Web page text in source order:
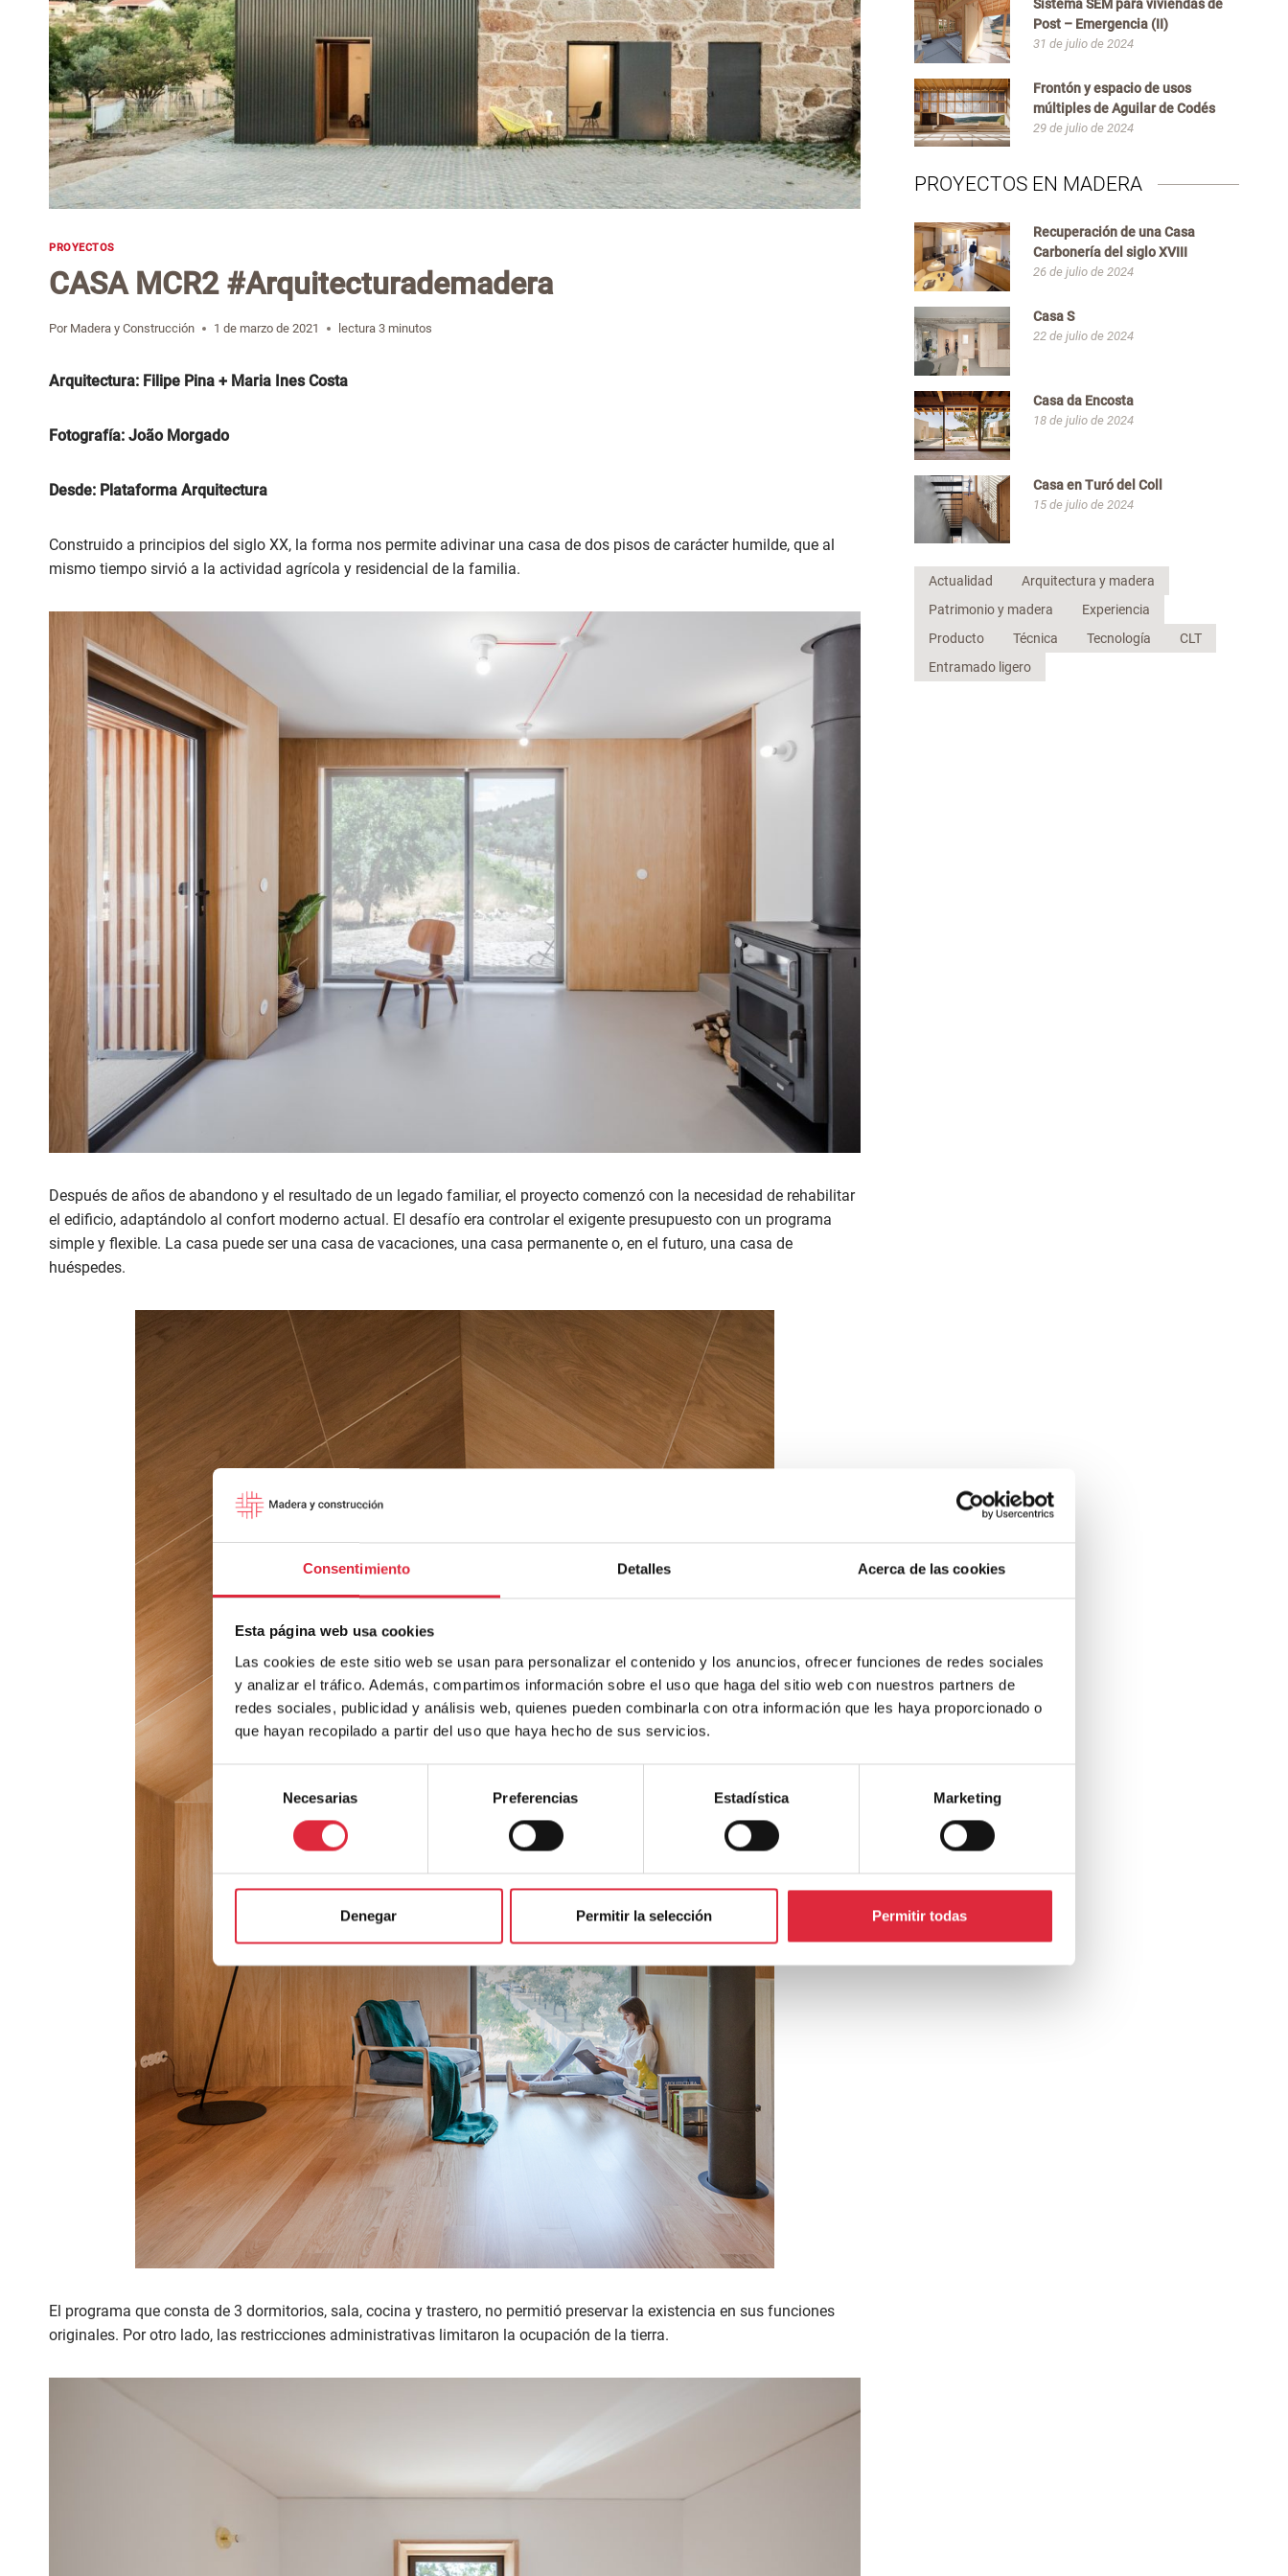
Consentimiento Detalles Acerca de las cookies
Esta página web usa cookies
Las cookies de este sitio web se usan para personalizar el contenido y los anuncios, ofrecer funciones de redes sociales
y analizar el tráfico. Además, compartimos información sobre el uso que haga del sitio web con nuestros partners de
redes sociales, publicidad y análisis web, quienes pueden combinarla con otra información que les haya proporcionado o
que hayan recopilado a partir del uso que haya hecho de sus servicios.
Selección
consentimiento
Necesarias Preferencias Estadística Marketing
Denegar Permitir la selección Permitir todas
PROYECTOS
CASA MCR2 #Arquitecturademadera
Por Madera y Construcción 1 de marzo de 2021 lectura 3 minutos
Arquitectura: Filipe Pina + Maria Ines Costa
Fotografía: João Morgado
Desde: Plataforma Arquitectura
Construido a principios del siglo XX, la forma nos permite adivinar una casa de dos pisos de carácter humilde, que al
mismo tiempo sirvió a la actividad agrícola y residencial de la familia.
Después de años de abandono y el resultado de un legado familiar, el proyecto comenzó con la necesidad de rehabilitar
el edificio, adaptándolo al confort moderno actual. El desafío era controlar el exigente presupuesto con un programa
simple y flexible. La casa puede ser una casa de vacaciones, una casa permanente o, en el futuro, una casa de
huéspedes.
El programa que consta de 3 dormitorios, sala, cocina y trastero, no permitió preservar la existencia en sus funciones
originales. Por otro lado, las restricciones administrativas limitaron la ocupación de la tierra.
Sistema SEM para viviendas de
Post – Emergencia (II)
31 de julio de 2024
Frontón y espacio de usos
múltiples de Aguilar de Codés
29 de julio de 2024
PROYECTOS EN MADERA
Recuperación de una Casa
Carbonería del siglo XVIII
26 de julio de 2024
Casa S
22 de julio de 2024
Casa da Encosta
18 de julio de 2024
Casa en Turó del Coll
15 de julio de 2024
Actualidad
Arquitectura y madera
Patrimonio y madera
Experiencia
Producto
Técnica Tecnología
CLT
Entramado ligero